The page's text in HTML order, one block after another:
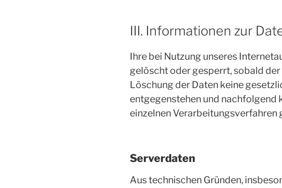
III. Informationen zur
Ihre bei Nutzung unseres
gelöscht oder gesperrt, sobald
Löschung der Daten keine
entgegenstehen und nachfolgend
einzelnen Verarbeitungsverfahren
Serverdaten
Aus technischen Gründen,